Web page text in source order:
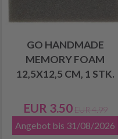
GO HANDMADE
MEMORY FOAM
12,5X12,5 CM, 1 STK.
EUR 3.50 EUR 4.99
Angebot bis 31/08/2026